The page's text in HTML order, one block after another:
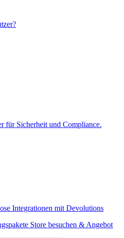
für Sicherheit und Compliance.
Integrationen mit Devolutions
Store besuchen & Angebot